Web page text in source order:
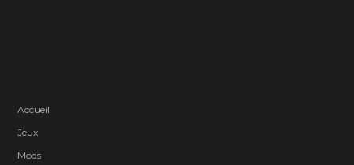
Accueil
Jeux
Mods